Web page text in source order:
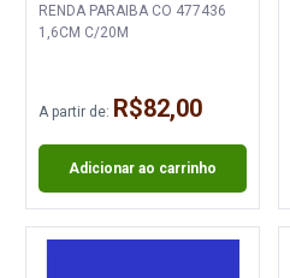
RENDA PARAIBA CO 477436
1,6CM C/20M
A partir de: R$82,00
Adicionar ao carrinho